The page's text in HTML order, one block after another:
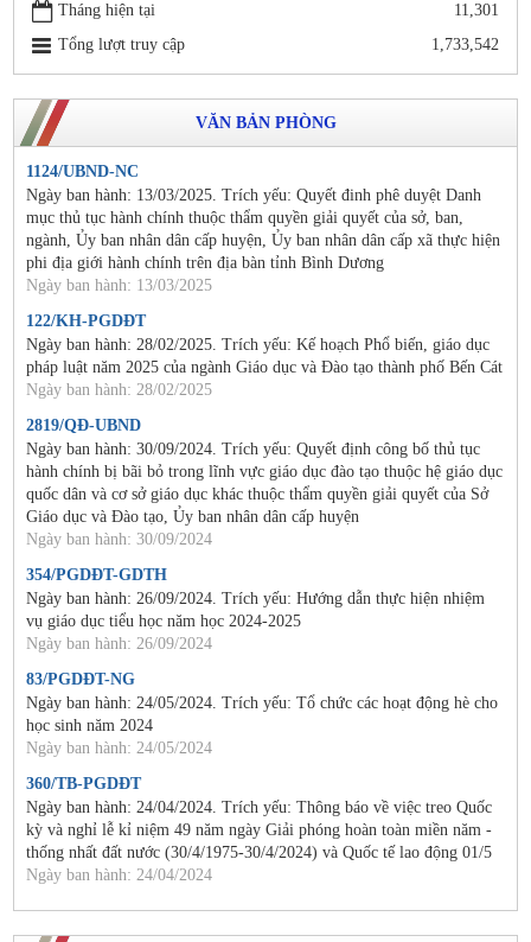
Tháng hiện tại
11,301
Tổng lượt truy cập
1,733,542
VĂN BẢN PHÒNG
1124/UBND-NC
Ngày ban hành: 13/03/2025. Trích yếu: Quyết đinh phê duyệt Danh
mục thủ tục hành chính thuộc thẩm quyền giải quyết của sở, ban,
ngành, Ủy ban nhân dân cấp huyện, Ủy ban nhân dân cấp xã thực hiện
phi địa giới hành chính trên địa bàn tỉnh Bình Dương
Ngày ban hành: 13/03/2025
122/KH-PGDĐT
Ngày ban hành: 28/02/2025. Trích yếu: Kế hoạch Phổ biến, giáo dục
pháp luật năm 2025 của ngành Giáo dục và Đào tạo thành phố Bến Cát
Ngày ban hành: 28/02/2025
2819/QĐ-UBND
Ngày ban hành: 30/09/2024. Trích yếu: Quyết định công bố thủ tục
hành chính bị bãi bỏ trong lĩnh vực giáo dục đào tạo thuộc hệ giáo dục
quốc dân và cơ sở giáo dục khác thuộc thẩm quyền giải quyết của Sở
Giáo dục và Đào tạo, Ủy ban nhân dân cấp huyện
Ngày ban hành: 30/09/2024
354/PGDĐT-GDTH
Ngày ban hành: 26/09/2024. Trích yếu: Hướng dẫn thực hiện nhiệm
vụ giáo dục tiểu học năm học 2024-2025
Ngày ban hành: 26/09/2024
83/PGDĐT-NG
Ngày ban hành: 24/05/2024. Trích yếu: Tổ chức các hoạt động hè cho
học sinh năm 2024
Ngày ban hành: 24/05/2024
360/TB-PGDĐT
Ngày ban hành: 24/04/2024. Trích yếu: Thông báo về việc treo Quốc
kỳ và nghỉ lễ kỉ niệm 49 năm ngày Giải phóng hoàn toàn miền năm -
thống nhất đất nước (30/4/1975-30/4/2024) và Quốc tế lao động 01/5
Ngày ban hành: 24/04/2024